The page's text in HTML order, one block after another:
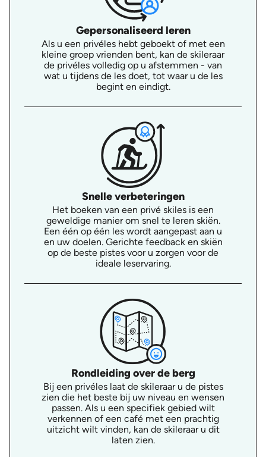
Gepersonaliseerd leren
Als u een privéles hebt geboekt of met een
kleine groep vrienden bent, kan de skileraar
de privéles volledig op u afstemmen - van
wat u tijdens de les doet, tot waar u de les
begint en eindigt.
Snelle verbeteringen
Het boeken van een privé skiles is een
geweldige manier om snel te leren skiën.
Een één op één les wordt aangepast aan u
en uw doelen. Gerichte feedback en skiën
op de beste pistes voor u zorgen voor de
ideale leservaring.
Rondleiding over de berg
Bij een privéles laat de skileraar u de pistes
zien die het beste bij uw niveau en wensen
passen. Als u een specifiek gebied wilt
verkennen of een café met een prachtig
uitzicht wilt vinden, kan de skileraar u dit
laten zien.